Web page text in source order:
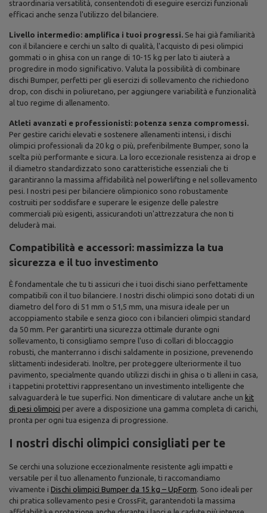
straordinaria versatilità, consentendoti di eseguire esercizi funzionali
efficaci anche senza l'utilizzo del bilanciere.
Livello intermedio: amplifica i tuoi progressi. Se hai già familiarità
con il bilanciere e cerchi un salto di qualità, l'acquisto di pesi olimpici
gommati o in ghisa con un range di 10-15 kg per lato ti aiuterà a
progredire in modo significativo. Valuta la possibilità di combinare
dischi Bumper, perfetti per gli esercizi di sollevamento che richiedono
drop, con dischi in poliuretano, per aggiungere variabilità e funzionalità
al tuo regime di allenamento.
Atleti avanzati e professionisti: potenza senza compromessi.
Per gestire carichi elevati e sostenere allenamenti intensi, i dischi
olimpici professionali da 20 kg o più, preferibilmente Bumper, sono la
scelta più performante e sicura. La loro eccezionale resistenza ai drop e
il diametro standardizzato sono caratteristiche essenziali che ti
garantiranno la massima affidabilità nel powerlifting e nel sollevamento
pesi. I nostri pesi per bilanciere olimpionico sono robustamente
costruiti per soddisfare e superare le esigenze delle palestre
commerciali più esigenti, assicurandoti un'attrezzatura che non ti
deluderà mai.
Compatibilità e accessori: massimizza la tua
sicurezza e il tuo investimento
È fondamentale che tu ti assicuri che i tuoi dischi siano perfettamente
compatibili con il tuo bilanciere. I nostri dischi olimpici sono dotati di un
diametro del foro di 51 mm o 51,5 mm, una misura ideale per un
accoppiamento stabile e senza gioco con i bilancieri olimpici standard
da 50 mm. Per garantirti una sicurezza ottimale durante ogni
sollevamento, ti consigliamo sempre l'uso di collari di bloccaggio
robusti, che manterranno i dischi saldamente in posizione, prevenendo
slittamenti indesiderati. Inoltre, per proteggere ulteriormente il tuo
pavimento, specialmente quando utilizzi dischi in ghisa o ti alleni in casa,
i tappetini protettivi rappresentano un investimento intelligente che
salvaguarderà le tue superfici. Non dimenticare di valutare anche un kit
di pesi olimpici per avere a disposizione una gamma completa di carichi,
pronta per ogni tua esigenza di progressione.
I nostri dischi olimpici consigliati per te
Se cerchi una soluzione eccezionalmente resistente agli impatti e
versatile per il tuo allenamento funzionale, ti raccomandiamo
vivamente i Dischi olimpici Bumper da 15 kg – UpForm. Sono ideali per
chi pratica sollevamento pesi e CrossFit, garantendoti la massima